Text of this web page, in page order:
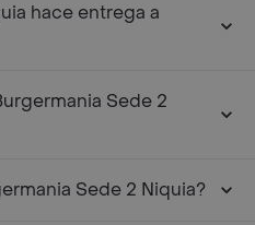
hace entrega a
Sede 2
Sede 2 Niquia?